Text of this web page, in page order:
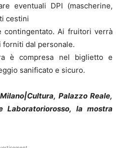
eventuali DPI (mascherine,
cestini
contingentato. Ai fruitori verrà
dal personale.
è compresa nel biglietto e
sanificato e sicuro.
Palazzo Reale,
la mostra